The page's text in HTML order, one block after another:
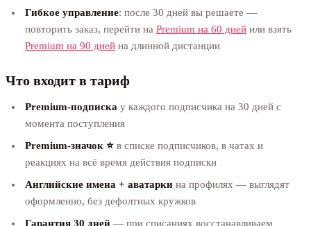
Гибкое управление: после 30 дней вы решаете —
повторить заказ, перейти на Premium на 60 дней или взять
Premium на 90 дней на длинной дистанции
Что входит в тариф
Premium-подписка у каждого подписчика на 30 дней с
момента поступления
Premium-значок ⭐ в списке подписчиков, в чатах и
реакциях на всё время действия подписки
Английские имена + аватарки на профилях — выглядят
оформленно, без дефолтных кружков
Гарантия 30 дней — при списаниях восстанавливаем